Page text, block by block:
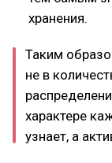
хранения.
Таким
не в
характере
узнает, а